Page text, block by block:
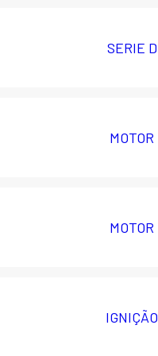
SERIE D
MOTOR
MOTOR
IGNIÇÃO